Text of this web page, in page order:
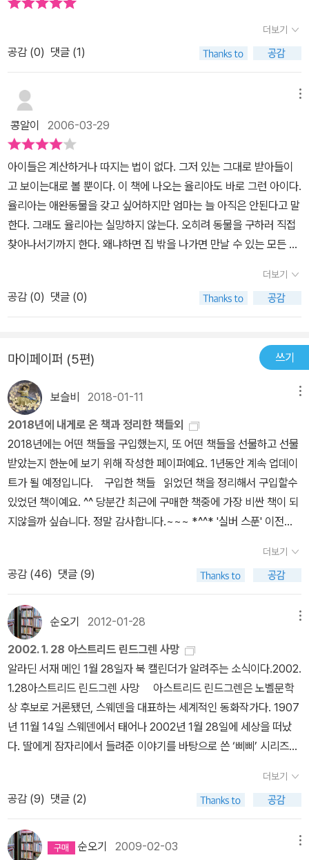
오는 책이지요, 그리고 애완동물을 가지고 싶어하는 아주 작은 아이
싶어하는 아이들이 많을것입니다 그런데 아이들에게 그 애완동물을
이터 안에 강아지를 데리고 타는 꼬마를 만났습니다 종종 그런것을
하는바램에 한바탕 소동이 일어났지요 어르신은 마구 화를 내시고 그
소리에 류는 그냥 울어버리고 그 꼬마는 어리둥절하더니 그냥 내리고
마는것이지요 어르신 당장 따라내리시면서 그집으로 찾아가기 까지,,
그런것은 있는것 같아요 애완동물을 키우며서 지켜야할 에티켓이라
고 해야 하나요 그런것도 아이들에게 함께 알려주어야 하는것이 부모
의 도리라는것을 ,,나풀나풀 치마를 입은 율리아가 비둘기나 파리가
아닌 고양이랑 오래도록 행복하게 살았으면 합니다,참 재미있는 그림
겨 보게 된다애완동물을 갖고 싶어하는 아이들의 맘을 딱 알아 주는
더보기
공감 (0) 댓글 (1)
콩알이 2006-03-29
아이들은 계산하거나 따지는 법이 없다. 그저 있는 그대로 받아들이
고 보이는대로 볼 뿐이다. 이 책에 나오는 율리아도 바로 그런 아이다.
율리아는 애완동물을 갖고 싶어하지만 엄마는 늘 아직은 안된다고 말
한다. 그래도 율리아는 실망하지 않는다. 오히려 동물을 구하러 직접
찾아나서기까지 한다. 왜냐하면 집 밖을 나가면 만날 수 있는 모든 동
다 보면 어느새 많은 친구들을 만난 기분이 든다. 아파트 주변을 자주
날아다니는 까마귀, 증기 기관차와 꼭 닮은 꼬마, 유모차를 타고 싶어
하는 멍멍이(이건 율리아의 생각이긴 하지만), 그리고 딱정벌레까
온 느낌이다. 율리아가 동물의 죽음을 받아들이는 모습 또한 인상 깊
다.딱정벌레가 죽으면 묻어주고 노래도 부르고 꽃도 심어 주겠다고
말하는 율리아에게는 죽음이란 것은 두렵거나 무서운 대상이 아닌 것
이다. 그저 딱정벌레의 또 다른 모습으로 담담하고 자연스럽게 받아
들일 뿐이다. 이것이 바로 우리 아이들의 마음이 아닐까?요약하자면
이 책은, 어린 아이의 작은 일상이 애완동물을 갖고 싶어하는 마음과
잘 연결되어, 과하지도 덜하지도 않게 딱 그 또래 아이들의 모습을 보
여주고 있는 그림책이라 할 수 있다. 앙증맞은 베개와 이불이 들어있
는 빨간색 장난감 유모차를 끌고 애완동물을 찾아 종종거리며 온 동
아마도, 창문마다 환하게 불을 밝히는 저녁엔 아파트들이 하루에 하
나씩 열어 보는 크리스마스 선물 상자 같다고 생각하는 율리아의 아
름다운 마음 때문일 것이다.
더보기
공감 (0) 댓글 (0)
마이페이퍼 (5편) 쓰기
보슬비 2018-01-11
2018년에 내게로 온 책과 정리한 책들외
2018년에는 어떤 책들을 구입했는지, 또 어떤 책들을 선물하고 선물
받았는지 한눈에 보기 위해 작성한 페이퍼예요. 1년동안 계속 업데이
트가 될 예정입니다. 구입한 책들 읽었던 책을 정리해서 구입할수
있었던 책이예요. ^^ 당분간 최근에 구매한 책중에 가장 비싼 책이 되
지않을까 싶습니다. 정말 감사합니다.~~~ *^^* '실버 스푼' 이전에
는 '실버 스푼'이 두껍네요. 그래도 가격은 페랑디가 조금 비쌉니다.
올해는 꼭 배트맨 수집말고, 읽기로~~~^^
읽고 싶은 코믹스들~ 구입한 만화들 '해수의 아
이'의 작가 '이가라시 다이스케'의 작품이라 눈길이 갔어요. 다른 시
리즈처럼 길지 않고 4권에서 완결되어서 구입했어요. 소프트 BL
은 가끔씩 부담없이 읽고 있습니다.^^ 그래픽노블로 읽는 '페미니즘'
언제가 될지 모르지만, 치앙마이를 꿈꾸며~ 이제 정말 운동을 해
야하는 나이가 되었다. 굿즈 노예. 책 특성상 구입보다는 대출하는것
이 더 나았을텐데..^^ 매년 구입하게 되는 책 셰익스피어의 문학과
아름다운 식물학의 만남. 맛보장 시리즈는 집에서 막 사용할 요리책
으로 구입하고 있어요. 사찰요리책 중에 가장 마음에 드는 요리책입
니다. 한권 정도 중식요리책을 가지고 있는것도 좋을것 같아 구입.
사케 초보 입문자용으로 괜찮네요. 칵테일에 관심있어서 구입한 책이
들을 걱정시켰는데, 이제는 그러려니하고 걱정도 않하네요.^^ 육식파
인 우리 가족을 위해 균형있는 식단을 하고 싶어서 구입했어요. 다이
더보기
공감 (46) 댓글 (9)
순오기 2012-01-28
2002. 1. 28 아스트리드 린드그렌 사망
알라딘 서재 메인 1월 28일자 북 캘린더가 알려주는 소식이다.2002.
1.28아스트리드 린드그렌 사망 아스트리드 린드그렌은 노벨문학
상 후보로 거론됐던, 스웨덴을 대표하는 세계적인 동화작가다. 1907
년 11월 14일 스웨덴에서 태어나 2002년 1월 28일에 세상을 떠났
다. 딸에게 잠자리에서 들려준 이야기를 바탕으로 쓴 ‘삐삐’ 시리즈는
를 끌었다. 『사자왕 형제의 모험』 『난 뭐든지 할 수 있어』 『엄지 소년
닐스』 『산적의 딸 로냐』 『미오, 나의 미오』 『라스무스와 방랑자』 『마
디타』, 그리고 ‘개구쟁이 에밀’ ’소년 탐정 칼레’ 시리즈 같은 훌륭한
작품을 수없이 남겼으며, 그녀의 이런 작품들은 ‘동화의 교과서’로 일
더보기
공감 (9) 댓글 (2)
순오기 2009-02-03